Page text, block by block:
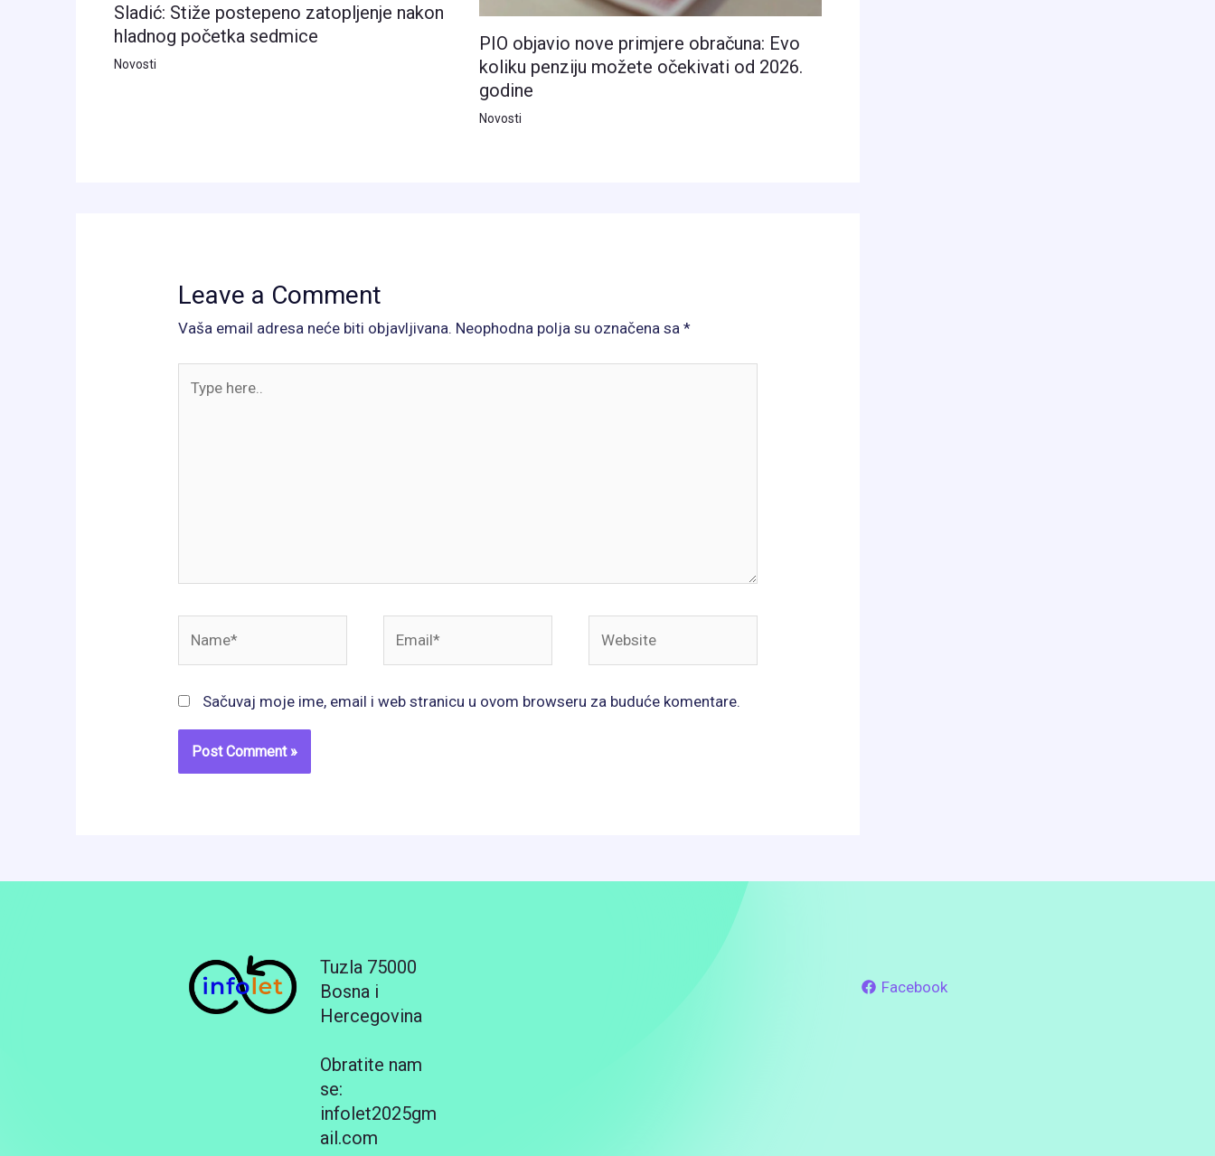
Sladić: Stiže postepeno zatopljenje nakon
hladnog početka sedmice
Novosti
PIO objavio nove primjere obračuna: Evo
koliku penziju možete očekivati od 2026.
godine
Novosti
Leave a Comment
Vaša email adresa neće biti objavljivana. Neophodna polja su označena sa *
here..
Sačuvaj moje ime, email i web stranicu u ovom browseru za buduće komentare.
Tuzla 75000
Bosna i
Hercegovina
Obratite nam
se:
infolet2025gm
ail.com
Facebook